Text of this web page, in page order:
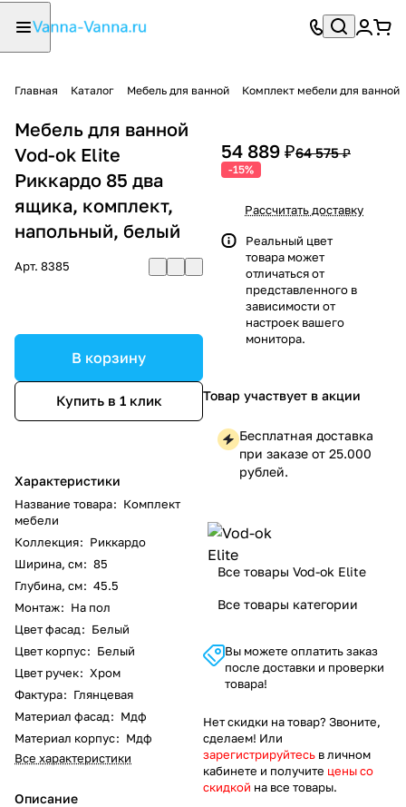
Главная Каталог Мебель для ванной Комплект мебели для ванной
Мебель для ванной
Vod-ok Elite
Риккардо 85 два
ящика, комплект,
напольный, белый
Арт. 8385
В корзину
Купить в 1 клик
Характеристики
Название товара: Комплект
мебели
Коллекция: Риккардо
Ширина, см: 85
Глубина, см: 45.5
Монтаж: На пол
Цвет фасад: Белый
Цвет корпус: Белый
Цвет ручек: Хром
Фактура: Глянцевая
Материал фасад: Мдф
Материал корпус: Мдф
Все характеристики
Описание
54 889 ₽64 575 ₽
-15%
Рассчитать доставку
Реальный цвет
товара может
отличаться от
представленного в
зависимости от
настроек вашего
монитора.
Товар участвует в акции
Бесплатная доставка
при заказе от 25.000
рублей.
Все товары Vod-ok Elite
Все товары категории
Вы можете оплатить заказ
после доставки и проверки
товара!
Нет скидки на товар? Звоните,
сделаем! Или
зарегистрируйтесь в личном
кабинете и получите цены со
скидкой на все товары.